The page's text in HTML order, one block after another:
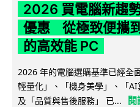
2026 買電腦新趨
優惠 從極致便攜
的高效能 PC
2026 年的電腦選購基準已經全
輕量化」、「機身美學」、「
及「品質與售後服務」 已...
閱